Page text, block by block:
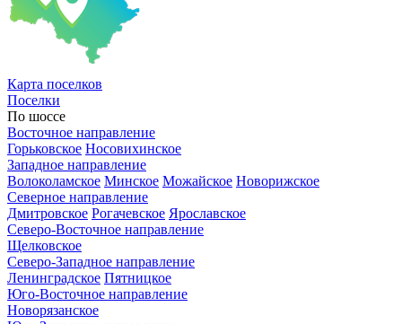
Карта поселков
Поселки
По шоссе
Восточное направление
Горьковское Носовихинское
Западное направление
Волоколамское Минское Можайское Новорижское
Северное направление
Дмитровское Рогачевское Ярославское
Северо-Восточное направление
Щелковское
Северо-Западное направление
Ленинградское Пятницкое
Юго-Восточное направление
Новорязанское